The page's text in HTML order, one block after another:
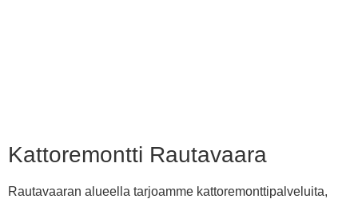
Kattoremontti Rautavaara
Rautavaaran alueella tarjoamme kattoremonttipalveluita,